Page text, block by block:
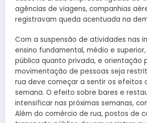
agências de viagens, companhias
registravam queda acentuada na
Com a suspensão de atividades nas
ensino fundamental, médio e
pública quanto privada, e orientação
movimentação de pessoas seja
rua deve começar a sentir os efeitos
semana. O efeito sobre bares e
intensificar nas próximas semanas,
Além do comércio de rua, postos de